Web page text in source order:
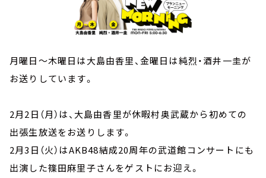
月曜日～木曜日は大島由香里、金曜日は純烈・酒井一圭が
お送りしています。
2月2日（月）は、大島由香里が休暇村奥武蔵から初めての
出張生放送をお送りします。
2月3日（火）はAKB48結成20周年の武道館コンサートにも
出演した篠田麻里子さんをゲストにお迎え。